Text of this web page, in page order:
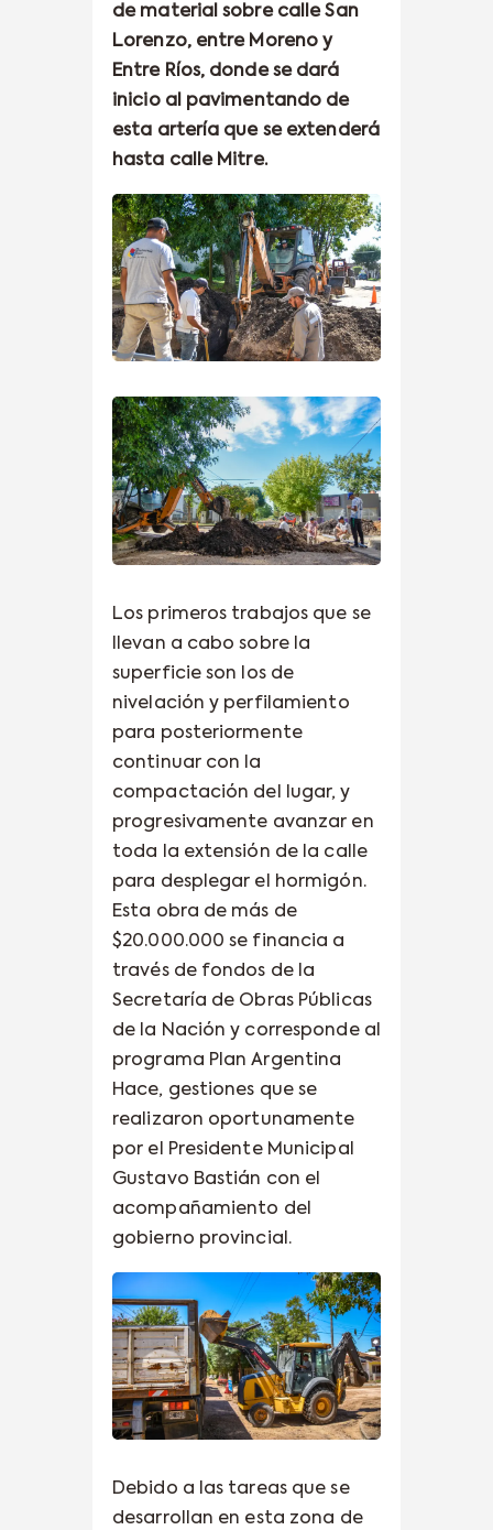
de material sobre calle San
Lorenzo, entre Moreno y
Entre Ríos, donde se dará
inicio al pavimentando de
esta artería que se extenderá
hasta calle Mitre.
Los primeros trabajos que se
llevan a cabo sobre la
superficie son los de
nivelación y perfilamiento
para posteriormente
continuar con la
compactación del lugar, y
progresivamente avanzar en
toda la extensión de la calle
para desplegar el hormigón.
Esta obra de más de
$20.000.000 se financia a
través de fondos de la
Secretaría de Obras Públicas
de la Nación y corresponde al
programa Plan Argentina
Hace, gestiones que se
realizaron oportunamente
por el Presidente Municipal
Gustavo Bastián con el
acompañamiento del
gobierno provincial.
Debido a las tareas que se
desarrollan en esta zona de